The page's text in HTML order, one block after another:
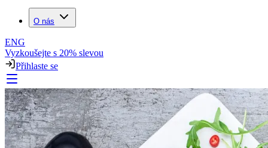
O nás
ENG
Vyzkoušejte s 20% slevou
Přihlaste se